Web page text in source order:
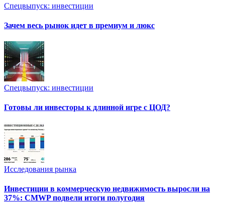
Спецвыпуск: инвестиции
Зачем весь рынок идет в премиум и люкс
Спецвыпуск: инвестиции
Готовы ли инвесторы к длинной игре с ЦОД?
Исследования рынка
Инвестиции в коммерческую недвижимость выросли на
37%: CMWP подвели итоги полугодия